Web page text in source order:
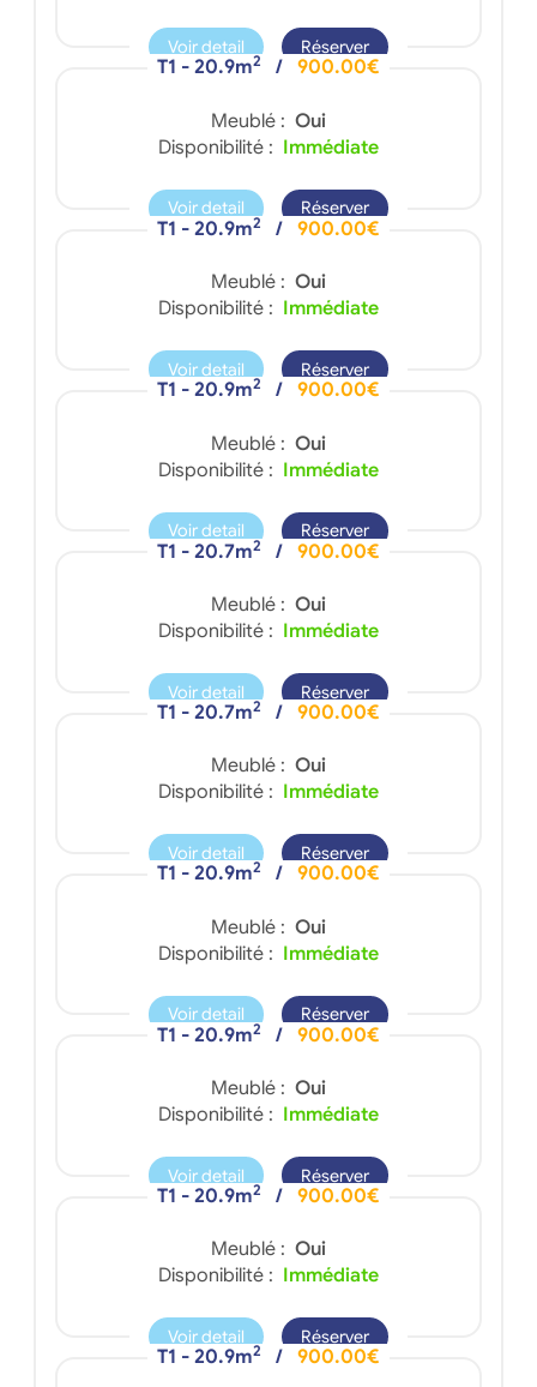
Voir detail Réserver
T1 - 20.9m2 / 900.00€
Meublé : Oui
Disponibilité : Immédiate
Voir detail Réserver
T1 - 20.9m2 / 900.00€
Meublé : Oui
Disponibilité : Immédiate
Voir detail Réserver
T1 - 20.9m2 / 900.00€
Meublé : Oui
Disponibilité : Immédiate
Voir detail Réserver
T1 - 20.7m2 / 900.00€
Meublé : Oui
Disponibilité : Immédiate
Voir detail Réserver
T1 - 20.7m2 / 900.00€
Meublé : Oui
Disponibilité : Immédiate
Voir detail Réserver
T1 - 20.9m2 / 900.00€
Meublé : Oui
Disponibilité : Immédiate
Voir detail Réserver
T1 - 20.9m2 / 900.00€
Meublé : Oui
Disponibilité : Immédiate
Voir detail Réserver
T1 - 20.9m2 / 900.00€
Meublé : Oui
Disponibilité : Immédiate
Voir detail Réserver
T1 - 20.9m2 / 900.00€